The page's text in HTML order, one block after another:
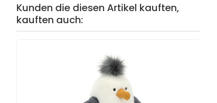
Kunden die diesen Artikel kauften,
kauften auch: